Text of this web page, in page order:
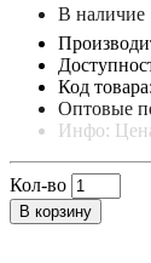
В наличие
Код товара:
Оптовые
Инфо:
Кол-во
В корзину